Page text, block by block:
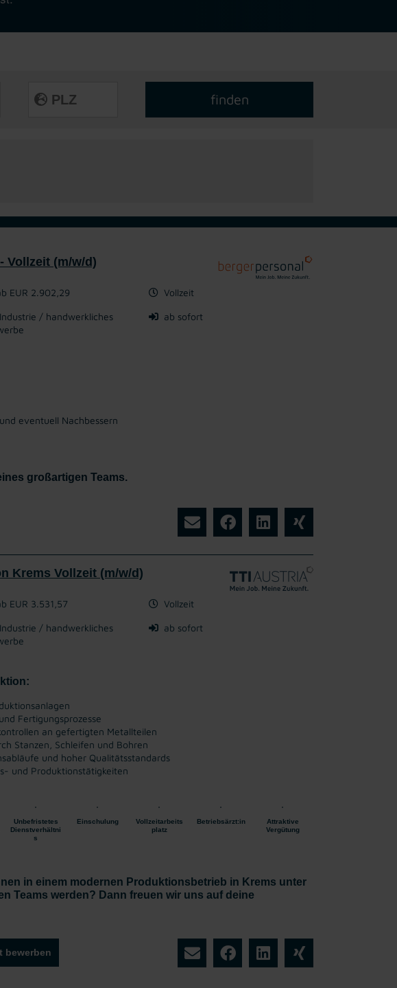
Vollzeit (m/w/d)
EUR 2.902,29 Vollzeit
Industrie / handwerkliches
ab sofort
eventuell Nachbessern
großartigen Teams.
Krems Vollzeit (m/w/d)
EUR 3.531,57 Vollzeit
Industrie / handwerkliches
ab sofort
Fertigungsprozesse
an gefertigten Metallteilen
Stanzen, Schleifen und Bohren
und hoher Qualitätsstandards
und Produktionstätigkeiten
Unbefristetes
Dienstverhältni
s
Einschulung
Vollzeitarbeits
platz
Betriebsärzt:in
Attraktive
Vergütung
in einem modernen Produktionsbetrieb in Krems unter
Teams werden? Dann freuen wir uns auf deine
bewerben